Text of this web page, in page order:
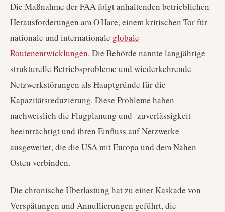
Die Maßnahme der FAA folgt anhaltenden betrieblichen
Herausforderungen am O'Hare, einem kritischen Tor für
nationale und internationale globale
Routenentwicklungen. Die Behörde nannte langjährige
strukturelle Betriebsprobleme und wiederkehrende
Netzwerkstörungen als Hauptgründe für die
Kapazitätsreduzierung. Diese Probleme haben
nachweislich die Flugplanung und -zuverlässigkeit
beeinträchtigt und ihren Einfluss auf Netzwerke
ausgeweitet, die die USA mit Europa und dem Nahen
Osten verbinden.
Die chronische Überlastung hat zu einer Kaskade von
Verspätungen und Annullierungen geführt, die